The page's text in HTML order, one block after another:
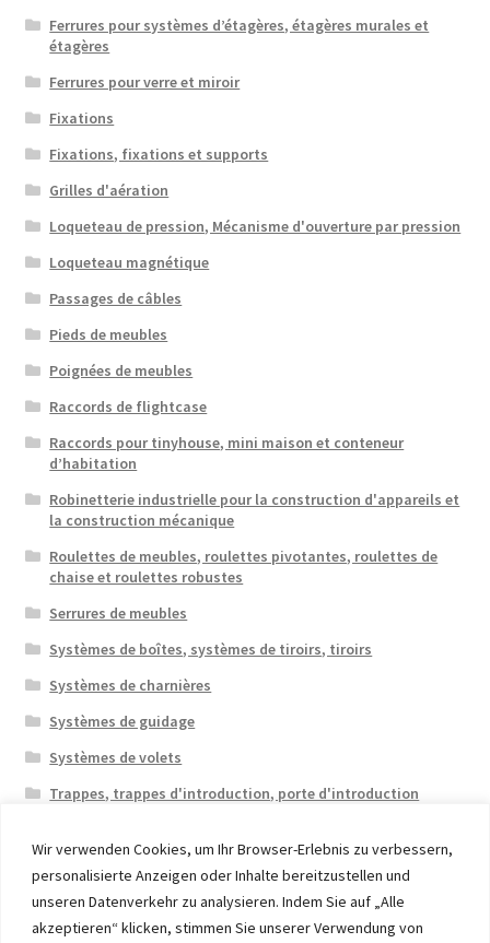
Wir verwenden Cookies, um Ihr Browser-Erlebnis zu verbessern,
personalisierte Anzeigen oder Inhalte bereitzustellen und
unseren Datenverkehr zu analysieren. Indem Sie auf „Alle
akzeptieren“ klicken, stimmen Sie unserer Verwendung von
Ferrures pour systèmes d’étagères, étagères murales et
étagères
Ferrures pour verre et miroir
Fixations
Fixations, fixations et supports
Grilles d'aération
Loqueteau de pression, Mécanisme d'ouverture par pression
Loqueteau magnétique
Passages de câbles
Pieds de meubles
Poignées de meubles
Raccords de flightcase
Raccords pour tinyhouse, mini maison et conteneur
d’habitation
Robinetterie industrielle pour la construction d'appareils et
la construction mécanique
Roulettes de meubles, roulettes pivotantes, roulettes de
chaise et roulettes robustes
Serrures de meubles
Systèmes de boîtes, systèmes de tiroirs, tiroirs
Systèmes de charnières
Systèmes de guidage
Systèmes de volets
Trappes, trappes d'introduction, porte d'introduction